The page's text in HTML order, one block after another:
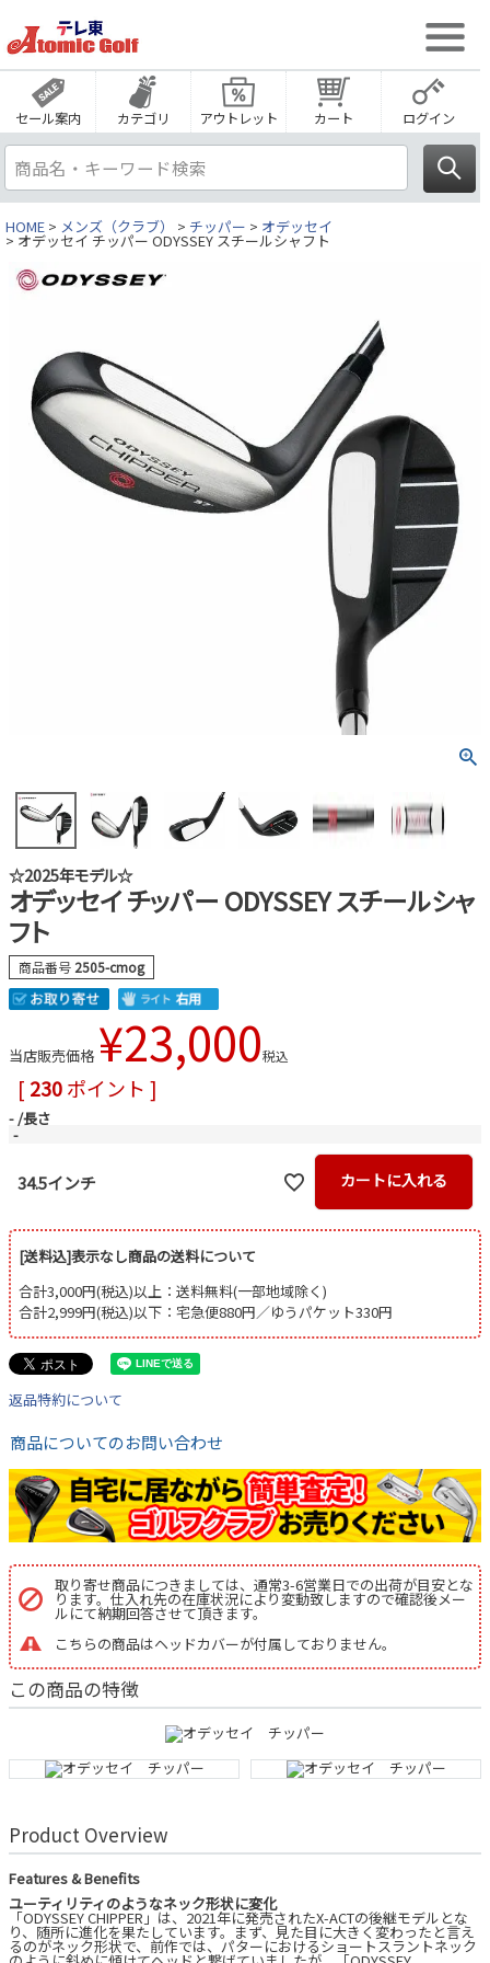
セール案内 カテゴリ アウトレット カート ログイン
HOME メンズ（クラブ） チッパー オデッセイ
オデッセイ チッパー ODYSSEY スチールシャフト
☆2025年モデル☆
オデッセイ チッパー ODYSSEY スチールシャ
フト
商品番号 2505-cmog
当店販売価格 ¥23,000税込
[ 230ポイント ]
- 長さ
-
34.5インチ カートに入れる
[送料込]表示なし商品の送料について
合計3,000円(税込)以上：送料無料(一部地域除く)
合計2,999円(税込)以下：宅急便880円／ゆうパケット330円
返品特約について
商品についてのお問い合わせ
取り寄せ商品につきましては、通常3-6営業日での出荷が目安とな
ります。仕入れ先の在庫状況により変動致しますので確認後メー
ルにて納期回答させて頂きます。
こちらの商品はヘッドカバーが付属しておりません。
この商品の特徴
Product Overview
Features & Benefits
ユーティリティのようなネック形状に変化
「ODYSSEY CHIPPER」は、2021年に発売されたX-ACTの後継モデルとな
り、随所に進化を果たしています。まず、見た目に大きく変わったと言え
るのがネック形状で、前作では、パターにおけるショートスラントネック